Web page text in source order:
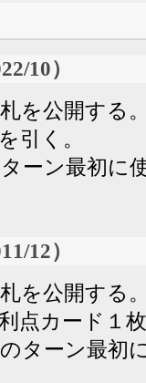
10）
を公開する
引く。
ーン最初に
12）
を公開する
点カード１
ターン最初